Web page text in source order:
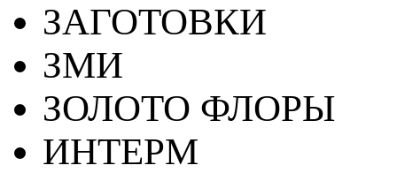
ЗАГОТОВКИ
ЗМИ
ЗОЛОТО ФЛОРЫ
ИНТЕРМ